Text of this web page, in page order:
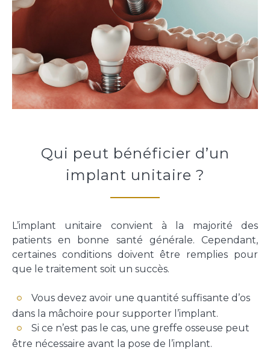
Qui peut bénéficier d’un
implant unitaire ?
L’implant unitaire convient à la majorité des
patients en bonne santé générale. Cependant,
certaines conditions doivent être remplies pour
que le traitement soit un succès.
Vous devez avoir une quantité suffisante d’os
dans la mâchoire pour supporter l’implant.
Si ce n’est pas le cas, une greffe osseuse peut
être nécessaire avant la pose de l’implant.